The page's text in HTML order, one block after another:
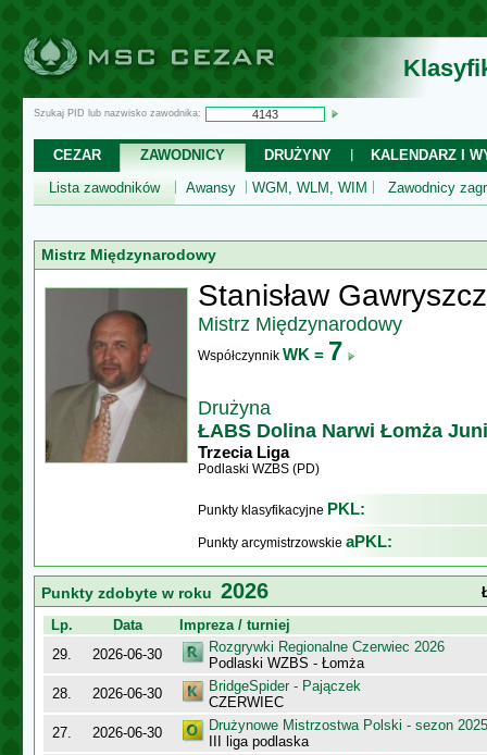
Szukaj PID lub nazwisko zawodnika:
CEZAR ZAWODNICY DRUŻYNY
KALENDARZ I
Lista zawodników
Awansy WGM, WLM, WIM Zawodnicy
Mistrz Międzynarodowy
Stanisław
Mistrz Międzynarodowy
Współczynnik WK = 7
Drużyna
ŁABS Dolina Narwi Łomża
Trzecia Liga
Podlaski WZBS (PD)
Punkty klasyfikacyjne PKL:
Punkty arcymistrzowskie aPKL:
Punkty zdobyte w roku 2026
Lp.
Data
Impreza / turniej
29.
2026-06-30
Rozgrywki Regionalne Czerwiec 2026
Podlaski WZBS - Łomża
28.
2026-06-30
BridgeSpider - Pajączek
CZERWIEC
27.
2026-06-30
Drużynowe Mistrzostwa Polski - sezon
III liga podlaska